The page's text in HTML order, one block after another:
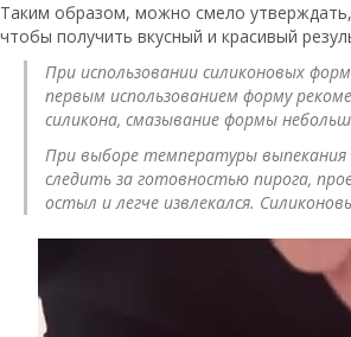
Таким образом, можно смело
чтобы получить вкусный и красивый
При использовании силиконовых
первым использованием форму
силикона, смазывание формы
При выборе температуры
следить за готовностью пирога,
остыл и легче извлекался.